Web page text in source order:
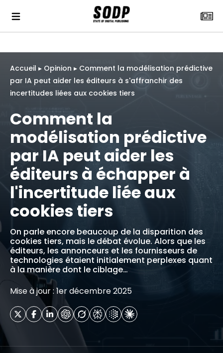
Accueil ▸ Opinion ▸ Comment la modélisation prédictive
par IA peut aider les éditeurs à s'affranchir des
incertitudes liées aux cookies tiers
Comment la
modélisation prédictive
par IA peut aider les
éditeurs à échapper à
l'incertitude liée aux
cookies tiers
On parle encore beaucoup de la disparition des
cookies tiers, mais le débat évolue. Alors que les
éditeurs, les annonceurs et les fournisseurs de
technologies étaient initialement perplexes quant
à la manière dont le ciblage…
Mise à jour : 1er décembre 2025